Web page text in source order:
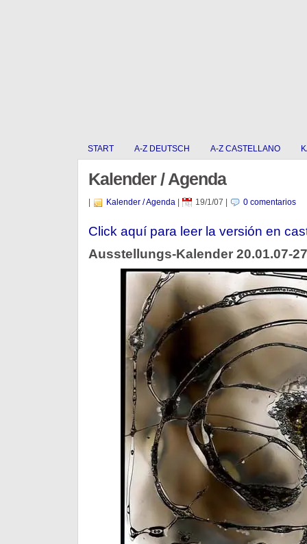
START A-Z DEUTSCH A-Z CASTELLANO
Kalender / Agenda
Kalender / Agenda| 19/1/07 0 comentarios
Click aquí para leer la versión en
Ausstellungs-Kalender 20.01.07-